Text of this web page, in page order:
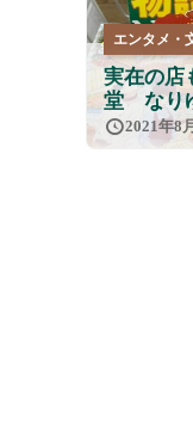
エンタメ・
実在の店
堂 なり
2021年8